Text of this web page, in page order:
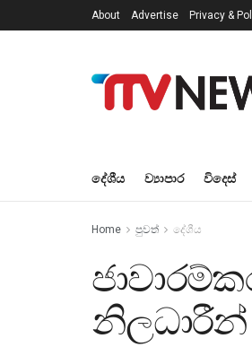
About Advertise Privacy &
දේශීය ව්‍යාපාර විදෙස්
Home පුවත් දේශීය